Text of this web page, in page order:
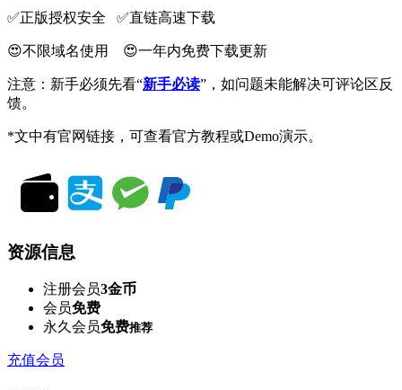
✅️正版授权安全 ✅️直链高速下载
😍不限域名使用 😍一年内免费下载更新
注意：新手必须先看“新手必读”，如问题未能解决可评论区反
馈。
*文中有官网链接，可查看官方教程或Demo演示。
资源信息
注册会员3金币
会员免费
永久会员免费推荐
充值会员